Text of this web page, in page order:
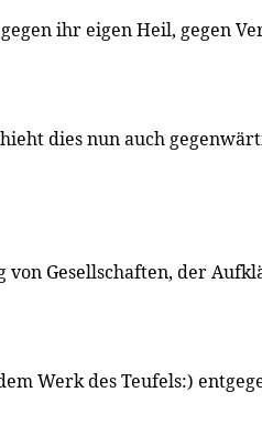
ihr eigen Heil, gegen
dies nun auch
Gesellschaften, der
Werk des Teufels:)